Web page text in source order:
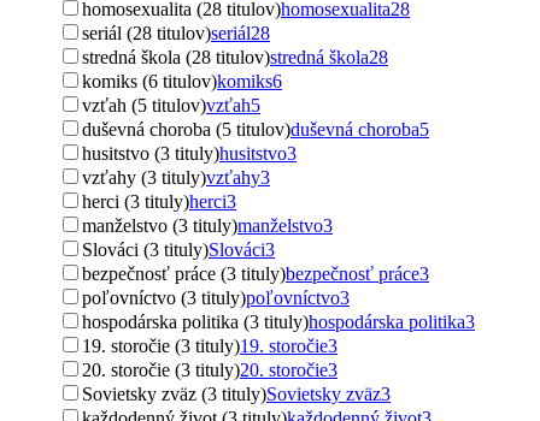
homosexualita (28 titulov)homosexualita28
seriál (28 titulov)seriál28
stredná škola (28 titulov)stredná škola28
komiks (6 titulov)komiks6
vzťah (5 titulov)vzťah5
duševná choroba (5 titulov)duševná choroba5
husitstvo (3 tituly)husitstvo3
vzťahy (3 tituly)vzťahy3
herci (3 tituly)herci3
manželstvo (3 tituly)manželstvo3
Slováci (3 tituly)Slováci3
bezpečnosť práce (3 tituly)bezpečnosť práce3
poľovníctvo (3 tituly)poľovníctvo3
hospodárska politika (3 tituly)hospodárska politika3
19. storočie (3 tituly)19. storočie3
20. storočie (3 tituly)20. storočie3
Sovietsky zväz (3 tituly)Sovietsky zväz3